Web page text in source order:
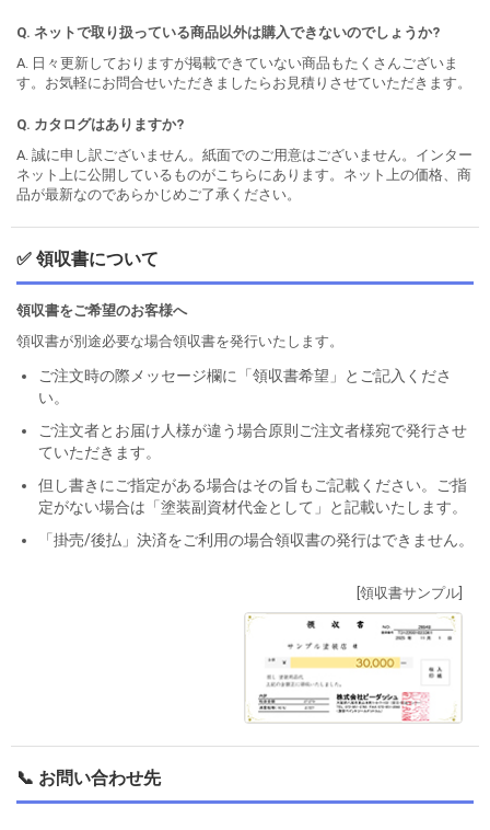
Q. ネットで取り扱っている商品以外は購入できないのでしょうか?
A. 日々更新しておりますが掲載できていない商品もたくさんございま
す。お気軽にお問合せいただきましたらお見積りさせていただきます。
Q. カタログはありますか?
A. 誠に申し訳ございません。紙面でのご用意はございません。インター
ネット上に公開しているものがこちらにあります。ネット上の価格、商
品が最新なのであらかじめご了承ください。
✅ 領収書について
領収書をご希望のお客様へ
領収書が別途必要な場合領収書を発行いたします。
ご注文時の際メッセージ欄に「領収書希望」とご記入くださ
い。
ご注文者とお届け人様が違う場合原則ご注文者様宛で発行させ
ていただきます。
但し書きにご指定がある場合はその旨もご記載ください。ご指
定がない場合は「塗装副資材代金として」と記載いたします。
「掛売/後払」決済をご利用の場合領収書の発行はできません。
[領収書サンプル]
📞 お問い合わせ先